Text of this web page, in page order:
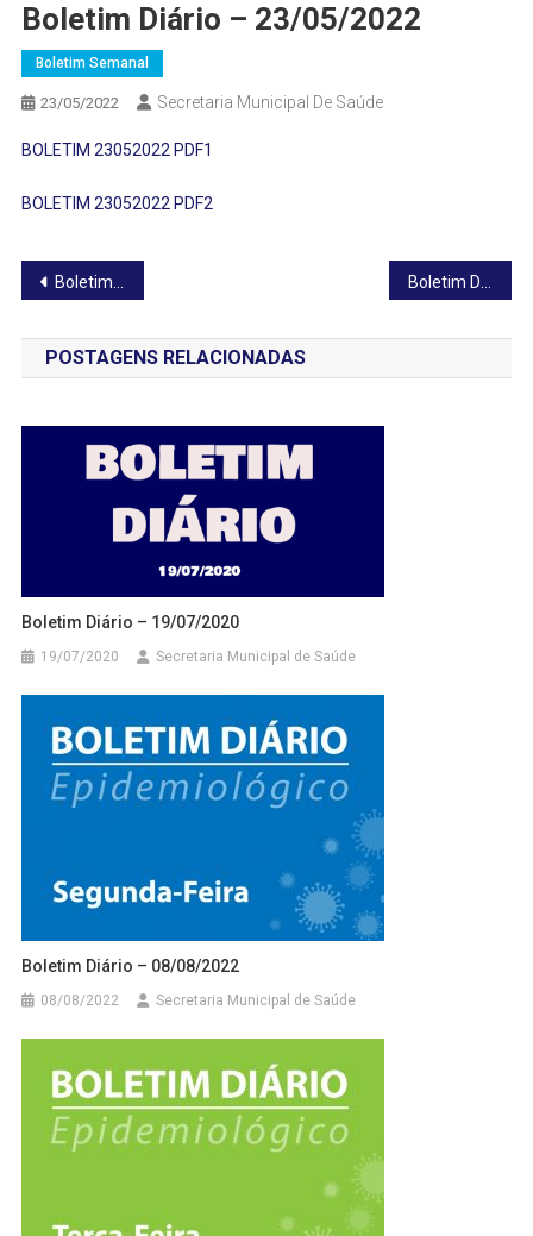
Boletim Diário – 23/05/2022
Boletim Semanal
23/05/2022 Secretaria Municipal De Saúde
BOLETIM 23052022 PDF1
BOLETIM 23052022 PDF2
Navegação
de
Post
Boletim Diário – 22/05/2022 Boletim Diário – 24/05/2022
POSTAGENS RELACIONADAS
Boletim Diário – 19/07/2020
19/07/2020 Secretaria Municipal de Saúde
Boletim Diário – 08/08/2022
08/08/2022 Secretaria Municipal de Saúde